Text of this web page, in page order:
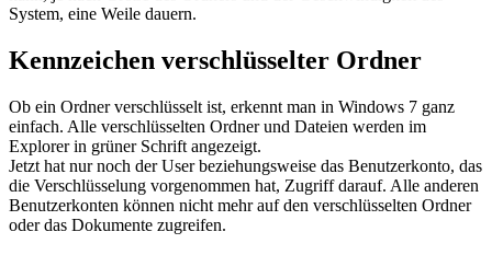
System, eine Weile dauern.
Kennzeichen verschlüsselter Ordner
Ob ein Ordner verschlüsselt ist, erkennt man in Windows 7 ganz
einfach. Alle verschlüsselten Ordner und Dateien werden im
Explorer in grüner Schrift angezeigt.
Jetzt hat nur noch der User beziehungsweise das Benutzerkonto, das
die Verschlüsselung vorgenommen hat, Zugriff darauf. Alle anderen
Benutzerkonten können nicht mehr auf den verschlüsselten Ordner
oder das Dokumente zugreifen.